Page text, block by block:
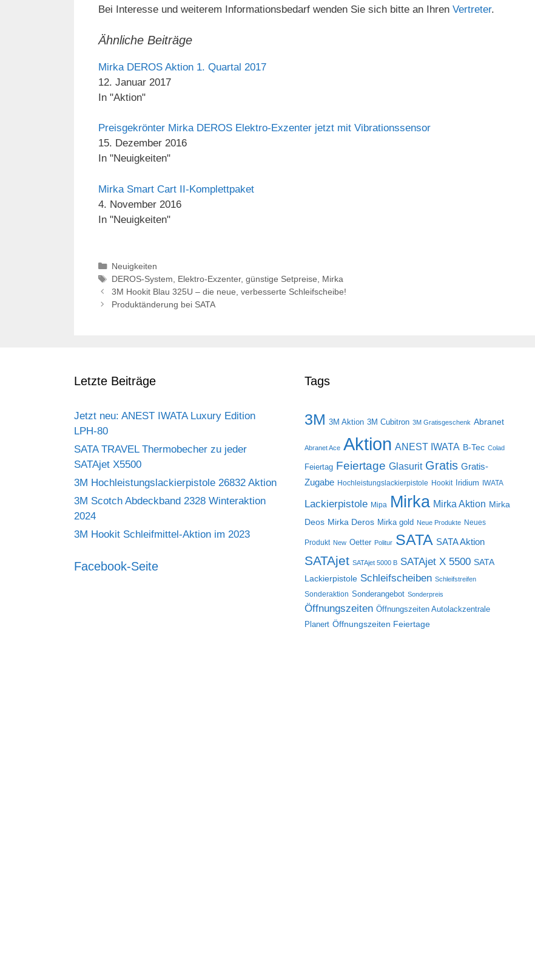
Bei Interesse und weiterem Informationsbedarf wenden Sie sich bitte an Ihren Vertreter.
Ähnliche Beiträge
Mirka DEROS Aktion 1. Quartal 2017
12. Januar 2017
In "Aktion"
Preisgekrönter Mirka DEROS Elektro-Exzenter jetzt mit Vibrationssensor
15. Dezember 2016
In "Neuigkeiten"
Mirka Smart Cart II-Komplettpaket
4. November 2016
In "Neuigkeiten"
Kategorien
Neuigkeiten
Schlagwörter
DEROS-System, Elektro-Exzenter, günstige Setpreise, Mirka
3M Hookit Blau 325U – die neue, verbesserte Schleifscheibe!
Produktänderung bei SATA
Letzte Beiträge
Jetzt neu: ANEST IWATA Luxury Edition
LPH-80
SATA TRAVEL Thermobecher zu jeder
SATAjet X5500
3M Hochleistungslackierpistole 26832 Aktion
3M Scotch Abdeckband 2328 Winteraktion
2024
3M Hookit Schleifmittel-Aktion im 2023
Facebook-Seite
Tags
3M 3M Aktion 3M Cubitron 3M Gratisgeschenk Abranet
Abranet Ace Aktion ANEST IWATA B-Tec Colad
Feiertag Feiertage Glasurit Gratis Gratis-
Zugabe Hochleistungslackierpistole Hookit Iridium IWATA
Lackierpistole Mipa Mirka Mirka Aktion Mirka
Deos Mirka Deros Mirka gold Neue Produkte Neues
Produkt New Oetter Politur SATA SATA Aktion
SATAjet SATAjet 5000 B SATAjet X 5500 SATA
Lackierpistole Schleifscheiben Schleifstreifen
Sonderaktion Sonderangebot Sonderpreis
Öffnungszeiten Öffnungszeiten Autolackzentrale
Planert Öffnungszeiten Feiertage